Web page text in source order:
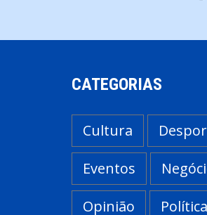
CATEGORIAS
Cultura
Eventos
Opinião
Política